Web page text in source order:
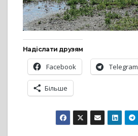
Надіслати друзям
Facebook Telegram
Більше